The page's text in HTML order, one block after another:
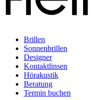
Brillen
Sonnenbrillen
Designer
Kontaktlinsen
Hörakustik
Beratung
Termin buchen